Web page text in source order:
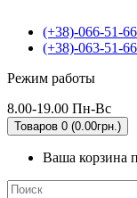
(+38)-066-51-
(+38)-063-51-
Режим работы
8.00-19.00 Пн-Вс
Товаров 0 (0.00грн.)
Ваша корзина